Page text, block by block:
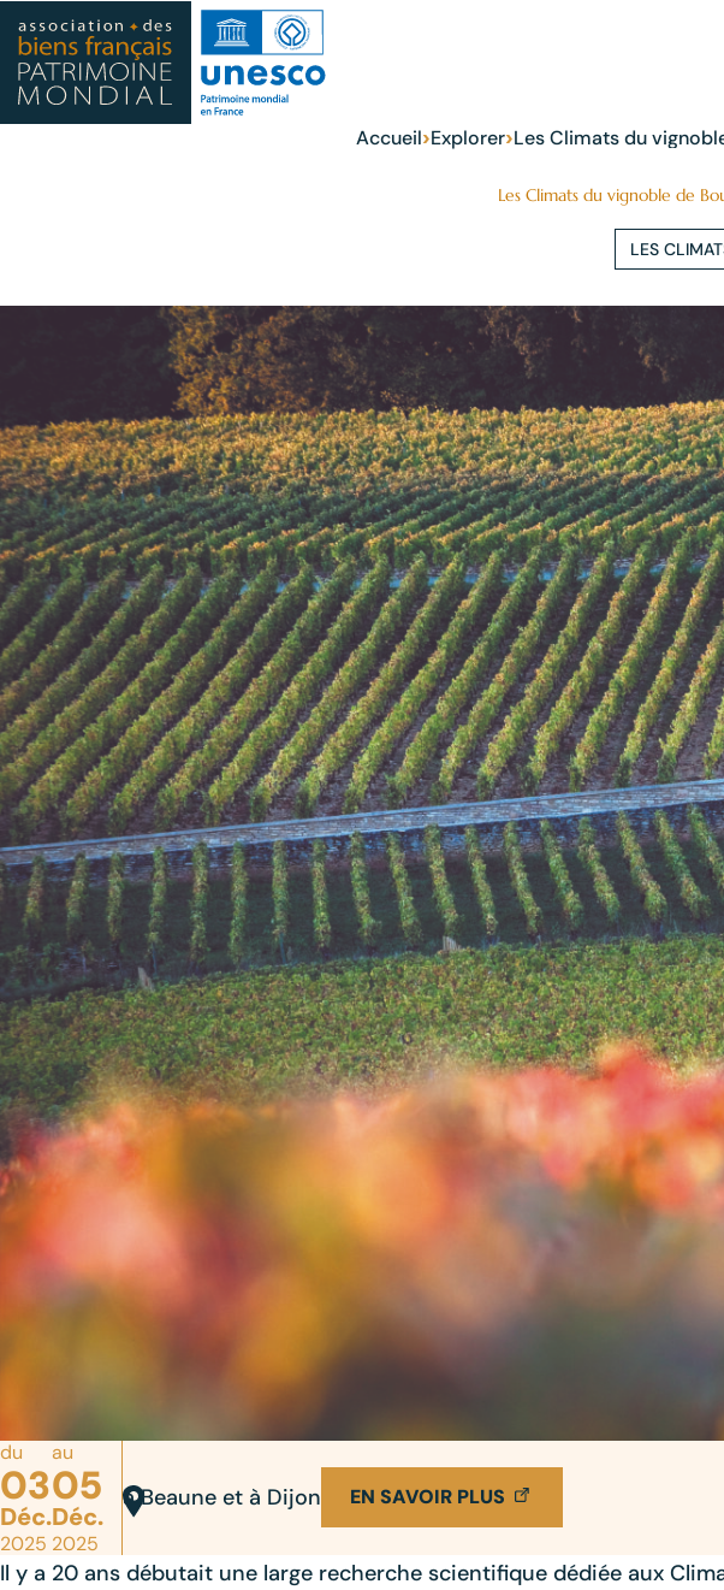
Accueil›Explorer›Les Climats du
Les Climats du vignoble de
LES
du
03
Déc.
2025
au
05
Déc.
2025
à Beaune et à Dijon EN SAVOIR PLUS
Il y a 20 ans débutait une large recherche scientifique dédiée aux